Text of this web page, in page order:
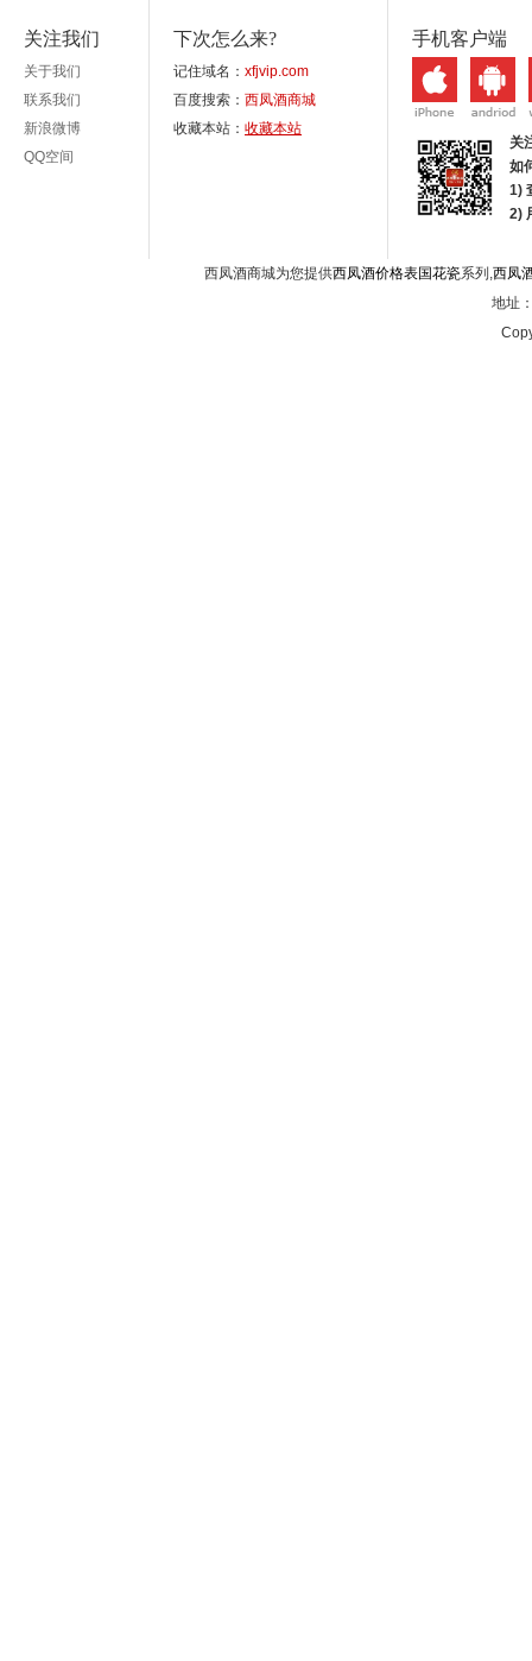
关注我们
关于我们
联系我们
新浪微博
QQ空间
下次怎么来?
记住域名： xfjvip.com
百度搜索： 西凤酒商城
收藏本站： 收藏本站
手机客户端
关
如
1)
2)
西凤酒商城为您提供西凤酒价格表国花瓷系列,西凤
地址